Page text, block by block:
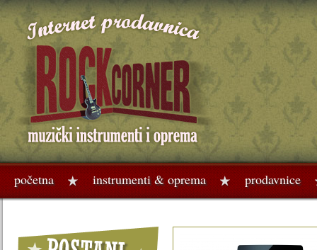
početna instrumenti & oprema prodavnice